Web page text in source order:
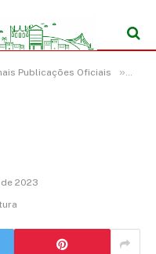
Publicações Oficiais »
2023